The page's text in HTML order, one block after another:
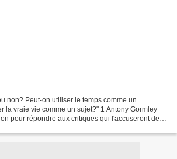
non? Peut-on utiliser le temps comme un
la vraie vie comme un sujet?" 1 Antony Gormley
pour répondre aux critiques qui l'accuseront de